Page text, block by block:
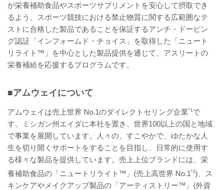
が栄養補助食品やスポーツサプリメントを安心して摂取でき
るよう、スポーツ競技における禁止物質に関する広範囲なテ
ストに合格した製品であることを保証するアンチ・ドーピン
グ認証「インフォームド・チョイス」を取得した「ニュート
リライト™」を中心とした製品提供を通じて、アスリートの
栄養補給を応援するプログラムです。
■アムウェイについて
アムウェイは売上世界 No.1のダイレクトセリング企業*1 で
す。ミシガン州エイダに本社を置き、世界100以上の国と地域
で事業を展開しています。人々の、すこやかで、ゆたかな人
生を切り開くサポートをすることを目指し、日常的に使用す
る様々な製品を提供しています。売上上位ブランドには、栄
養補助食品の「ニュートリライト™」(売上高世界 No.1 *2)、ス
キンケアやメイクアップ製品の「アーティストリー™」(外資